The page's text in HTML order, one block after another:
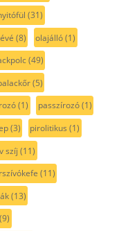
(31)
(8) olajálló(1)
(49)
(5)
(1) passzírozó(1)
(3) pirolitikus (1)
szíj (11)
(11)
(13)
(9)